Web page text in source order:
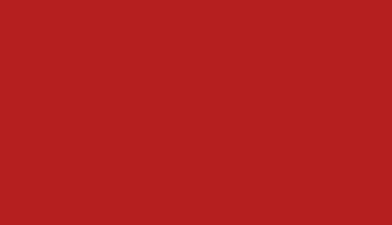
und ist etwas für Besucher, die es rustikal mögen. Als
Besucher selbst mitbringen. Belohnt werden die Gäste mit einem
Wände vom Predigtstuhl (2.093 Meter) über die Goinger Halte (2.224
lohnt sich auch ein Hütten-Aufstieg als Tagesziel.